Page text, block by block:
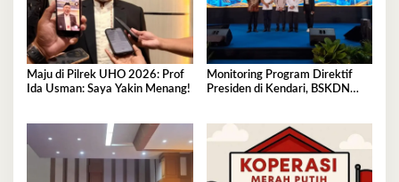
Maju di Pilrek UHO 2026: Prof
Ida Usman: Saya Yakin Menang!
Monitoring Program Direktif
Presiden di Kendari, BSKDN